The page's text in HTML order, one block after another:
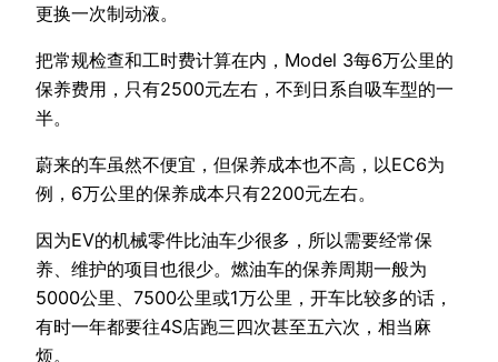
更换一次制动液。
把常规检查和工时费计算在内，Model 3每6万公里的
保养费用，只有2500元左右，不到日系自吸车型的一
半。
蔚来的车虽然不便宜，但保养成本也不高，以EC6为
例，6万公里的保养成本只有2200元左右。
因为EV的机械零件比油车少很多，所以需要经常保
养、维护的项目也很少。燃油车的保养周期一般为
5000公里、7500公里或1万公里，开车比较多的话，
有时一年都要往4S店跑三四次甚至五六次，相当麻
烦。